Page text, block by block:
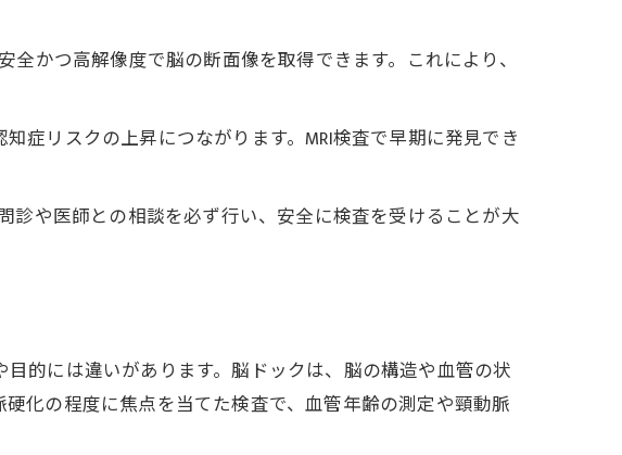
と理由
策
ング
グ
を考える
かつ高解像度で脳の断面像を取得できます。これにより、
症リスクの上昇につながります。MRI検査で早期に発見でき
診や医師との相談を必ず行い、安全に検査を受けることが大
的には違いがあります。脳ドックは、脳の構造や血管の状
化の程度に焦点を当てた検査で、血管年齢の測定や頸動脈